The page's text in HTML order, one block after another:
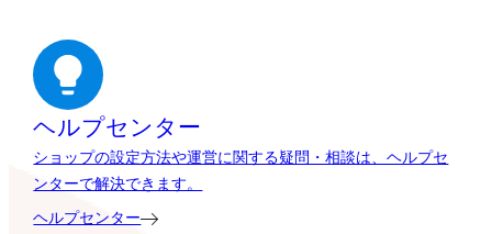
ヘルプセンター
ショップの設定方法や運営に関する疑問・相談は、ヘルプセ
ンターで解決できます。
ヘルプセンター